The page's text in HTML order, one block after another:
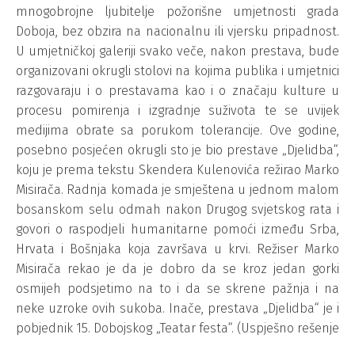
mnogobrojne ljubitelje požorišne umjetnosti grada
Doboja, bez obzira na nacionalnu ili vjersku pripadnost.
U umjetničkoj galeriji svako veče, nakon prestava, bude
organizovani okrugli stolovi na kojima publika i umjetnici
razgovaraju i o prestavama kao i o značaju kulture u
procesu pomirenja i izgradnje suživota te se uvijek
medijima obrate sa porukom tolerancije. Ove godine,
posebno posjećen okrugli sto je bio prestave „Djelidba“,
koju je prema tekstu Skendera Kulenovića režirao Marko
Misirača. Radnja komada je smještena u jednom malom
bosanskom selu odmah nakon Drugog svjetskog rata i
govori o raspodjeli humanitarne pomoći između Srba,
Hrvata i Bošnjaka koja završava u krvi. Režiser Marko
Misirača rekao je da je dobro da se kroz jedan gorki
osmijeh podsjetimo na to i da se skrene pažnja i na
neke uzroke ovih sukoba. Inače, prestava „Djelidba“ je i
pobjednik 15. Dobojskog „Teatar festa“. (Uspješno rešenje